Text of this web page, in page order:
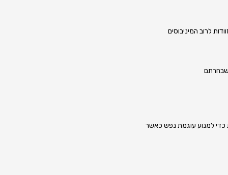
לרוב המיניבוסים
כדי למנוע עוגמת נפש כאשר